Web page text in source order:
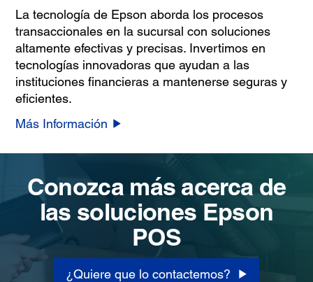
La tecnología de Epson aborda los procesos
transaccionales en la sucursal con soluciones
altamente efectivas y precisas. Invertimos en
tecnologías innovadoras que ayudan a las
instituciones financieras a mantenerse seguras y
eficientes.
Más Información
Conozca más acerca de
las soluciones Epson
POS
¿Quiere que lo contactemos?